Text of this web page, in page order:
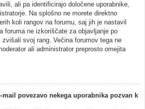
ali pa identificirajo določene uporabnike,
Na splošno ne morete direktno
koli rangov na forumu, saj jih je nastavil
foruma ne izkoriščate za objavljanje po
zvišali svoj rang. Večina forumov tega ne
ali administrator preprosto omejita
povezavo nekega uporabnika pozvan k